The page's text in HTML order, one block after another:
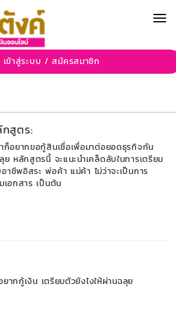
เข้าสู่ระบบ /สมัครสมาชิก
ะ พ่อค้า แม่ค้า อยากกู้เงิน เตรียม
กสูตร:
อยากขอกู้สินเชื่อเพื่อมาต่อยอดธุรกิจกัน
ย หลักสูตรนี้ จะแนะนำเคล็ดลับในการเตรียม
าชีพอิสระ พ่อค้า แม่ค้า ไม่ว่าจะเป็นการ
เอกสาร เป็นต้น
กกู้เงิน เตรียมตัวยังไงให้ผ่านฉลุย